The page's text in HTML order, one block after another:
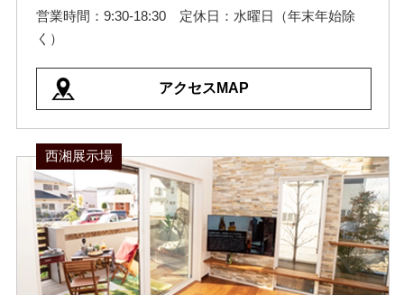
営業時間：9:30-18:30 定休日：水曜日（年末年始除
く）
アクセスMAP
西湘展示場